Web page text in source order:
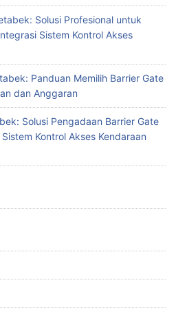
Solusi Profesional untuk
Sistem Kontrol Akses
Panduan Memilih Barrier Gate
dan Anggaran
Solusi Pengadaan Barrier Gate
Kontrol Akses Kendaraan